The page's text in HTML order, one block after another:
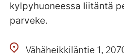
kylpyhuoneessa liitäntä
parveke.
Vähäheikkiläntie 1